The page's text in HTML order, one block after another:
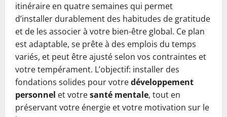
itinéraire en quatre semaines qui permet
d’installer durablement des habitudes de gratitude
et de les associer à votre bien-être global. Ce plan
est adaptable, se prête à des emplois du temps
variés, et peut être ajusté selon vos contraintes et
votre tempérament. L’objectif: installer des
fondations solides pour votredéveloppement
personnel et votresanté mentale, tout en
préservant votre énergie et votre motivation sur le